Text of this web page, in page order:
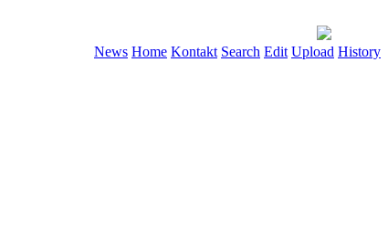
News Home Kontakt Search Edit Upload History